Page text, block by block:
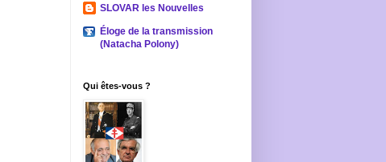
SLOVAR les Nouvelles
Éloge de la transmission
(Natacha Polony)
Qui êtes-vous ?